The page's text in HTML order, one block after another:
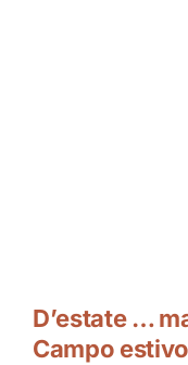
D’estate …
Campo